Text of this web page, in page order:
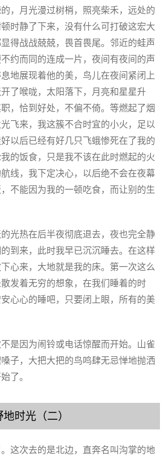
，月光漫过树梢，照亮柴禾，远处的
时静了下来，没有什么可打破这宏大
得战战兢兢，畏首畏尾。邻近的蛙声
约而同的连成一片，夜间有夜间的声
地展现着他的美，鸟儿在夜间紧闭上
了喉咙，太阳落下，月亮和星星升
，恰到好处，不偏不倚。等燃起了烟
飞来，我这簇不合时宜的小火，足以
以后已经有好几只飞蛾惨死在了我的
的饭食，只是我不该在此时燃起的火
线，我下定决心，以后绝不会在夜幕
不能因为我的一顿吃食，而让别的生
光热在后半夜彻底退去，夜也完全静
到来，此时我早已沉沉睡去。在这样
心来，大地就是我的床。第一次这么
发着无穷的想象，在我们睡着的时
心心的睡吧，只要闭上眼，所有的美
是因为闹铃或电话惊醒而开始。山雀
子，大把大把的鸟鸣肆无忌惮地抛洒
了。
地时光（二）
这次去的是北边，直奔名叫沟掌的地